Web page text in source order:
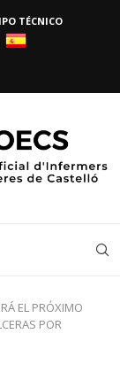
TÉCNICO
EL PRÓXIMO
POR